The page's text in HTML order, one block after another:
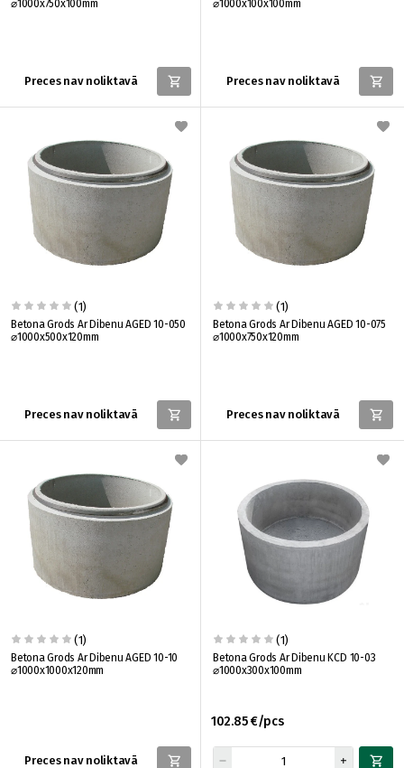
⌀1000x750x100mm
Preces nav noliktavā
⌀1000x100x100mm
Preces nav noliktavā
(1)
Betona Grods Ar Dibenu AGED 10-050
⌀1000x500x120mm
Preces nav noliktavā
(1)
Betona Grods Ar Dibenu AGED 10-075
⌀1000x750x120mm
Preces nav noliktavā
(1)
Betona Grods Ar Dibenu AGED 10-10
⌀1000x1000x120mm
Preces nav noliktavā
(1)
Betona Grods Ar Dibenu KCD 10-03
⌀1000x300x100mm
102.85 €/pcs